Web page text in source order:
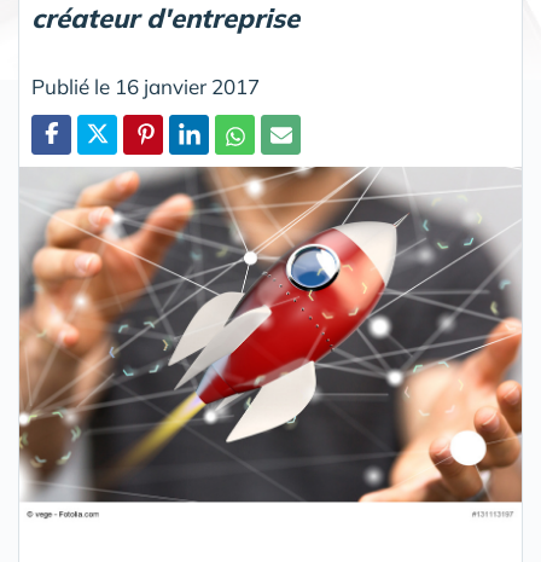
créateur d'entreprise
Publié le 16 janvier 2017
Partager